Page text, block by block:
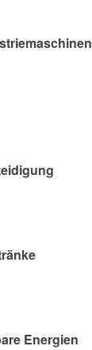
Energien